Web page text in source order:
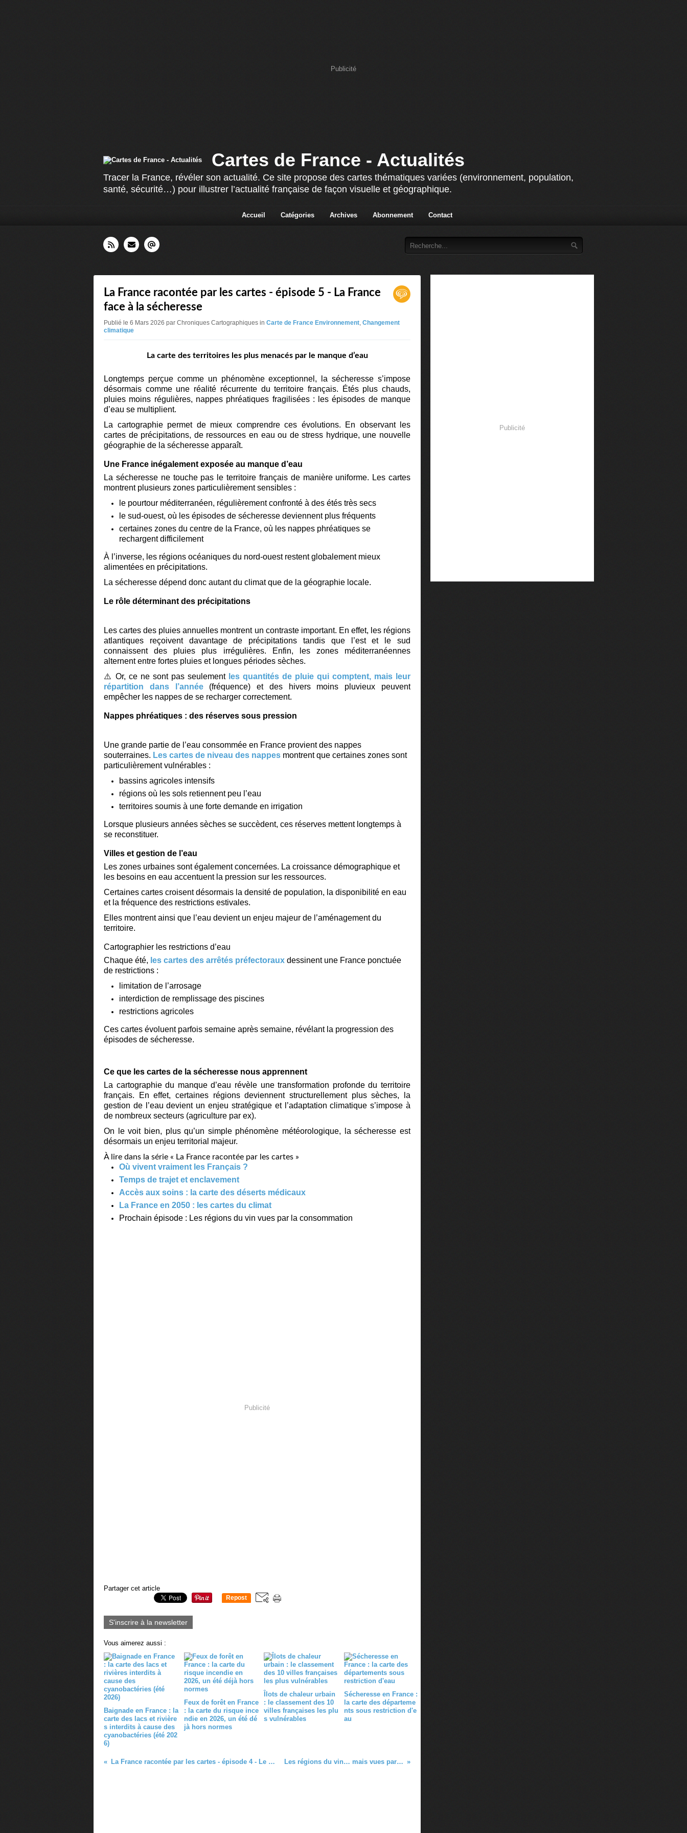
Publicité
Cartes de France - Actualités
Tracer la France, révéler son actualité. Ce site propose des cartes thématiques variées (environnement, population,
santé, sécurité…) pour illustrer l’actualité française de façon visuelle et géographique.
Accueil Catégories Archives Abonnement Contact
La France racontée par les cartes - épisode 5 - La France
face à la sécheresse
Publié le 6 Mars 2026 par Chroniques Cartographiques in Carte de France Environnement, Changement
climatique
La carte des territoires les plus menacés par le manque d’eau
Longtemps perçue comme un phénomène exceptionnel, la sécheresse s’impose
désormais comme une réalité récurrente du territoire français. Étés plus chauds,
pluies moins régulières, nappes phréatiques fragilisées : les épisodes de manque
d’eau se multiplient.
La cartographie permet de mieux comprendre ces évolutions. En observant les
cartes de précipitations, de ressources en eau ou de stress hydrique, une nouvelle
géographie de la sécheresse apparaît.
Une France inégalement exposée au manque d’eau
La sécheresse ne touche pas le territoire français de manière uniforme. Les cartes
montrent plusieurs zones particulièrement sensibles :
le pourtour méditerranéen, régulièrement confronté à des étés très secs
le sud-ouest, où les épisodes de sécheresse deviennent plus fréquents
certaines zones du centre de la France, où les nappes phréatiques se
rechargent difficilement
À l’inverse, les régions océaniques du nord-ouest restent globalement mieux
alimentées en précipitations.
La sécheresse dépend donc autant du climat que de la géographie locale.
Le rôle déterminant des précipitations
Les cartes des pluies annuelles montrent un contraste important. En effet, les régions
atlantiques reçoivent davantage de précipitations tandis que
l’est et le sud
connaissent des pluies plus irrégulières. Enfin,
les zones méditerranéennes
alternent entre fortes pluies et longues périodes sèches.
⚠️ Or, ce ne sont pas seulement les quantités de pluie qui comptent, mais leur
répartition dans l’année(fréquence) et des hivers moins pluvieux peuvent
empêcher les nappes de se recharger correctement.
Nappes phréatiques : des réserves sous pression
Une grande partie de l’eau consommée en France provient des nappes
souterraines. Les cartes de niveau des nappes montrent que certaines zones sont
particulièrement vulnérables :
bassins agricoles intensifs
régions où les sols retiennent peu l’eau
territoires soumis à une forte demande en irrigation
Lorsque plusieurs années sèches se succèdent, ces réserves mettent longtemps à
se reconstituer.
Villes et gestion de l’eau
Les zones urbaines sont également concernées. La croissance démographique et
les besoins en eau accentuent la pression sur les ressources.
Certaines cartes croisent désormais la densité de population, la disponibilité en eau
et la fréquence des restrictions estivales.
Elles montrent ainsi que l’eau devient un enjeu majeur de l’aménagement du
territoire.
Cartographier les restrictions d’eau
Chaque été, les cartes des arrêtés préfectoraux dessinent une France ponctuée
de restrictions :
limitation de l’arrosage
interdiction de remplissage des piscines
restrictions agricoles
Ces cartes évoluent parfois semaine après semaine, révélant la progression des
épisodes de sécheresse.
Ce que les cartes de la sécheresse nous apprennent
La cartographie du manque d’eau révèle une transformation profonde du territoire
français. En effet, certaines régions deviennent structurellement plus sèches,
la
gestion de l’eau devient un enjeu stratégique et l’adaptation climatique s’impose à
de nombreux secteurs (agriculture par ex).
On le voit bien, plus qu’un simple phénomène météorologique, la sécheresse est
désormais un enjeu territorial majeur.
À lire dans la série « La France racontée par les cartes »
Où vivent vraiment les Français ?
Temps de trajet et enclavement
Accès aux soins : la carte des déserts médicaux
La France en 2050 : les cartes du climat
Prochain épisode : Les régions du vin vues par la consommation
Publicité
Partager cet article
Repost
S'inscrire à la newsletter
Vous aimerez aussi :
Baignade en France : la
carte des lacs et rivière
s interdits à cause des
cyanobactéries (été 202
6)
Feux de forêt en France
: la carte du risque ince
ndie en 2026, un été dé
jà hors normes
Îlots de chaleur urbain
: le classement des 10
villes françaises les plu
s vulnérables
Sécheresse en France :
la carte des départeme
nts sous restriction d'e
au
La France racontée par les cartes - épisode 4 - Le climat en 2050 en France Les régions du vin… mais vues par la consommation
Publicité